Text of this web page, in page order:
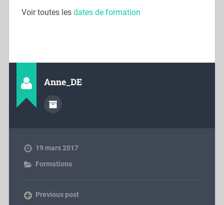
Voir toutes les dates de formation
Anne_DE
19 mars 2017
Formations
Previous post